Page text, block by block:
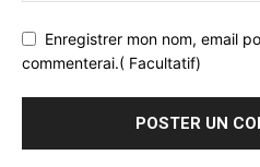
Enregistrer mon nom, email
commenterai.( Facultatif)